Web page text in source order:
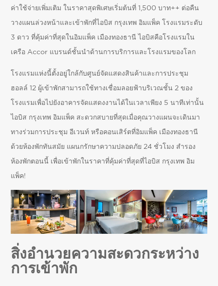
ค่าใช้จ่ายเพิ่มเติม ในราคาสุดพิเศษเริ่มต้นที่ 1,500 บาท++ ต่อคืน
วางแผนล่วงหน้าและเข้าพักที่ไอบิส กรุงเทพ อิมแพ็ค โรงแรมระดับ
3 ดาว ที่คุ้มค่าที่สุดในอิมแพ็ค เมืองทองธานี ไอบิสคือโรงแรมใน
เครือ Accor แบรนด์ชั้นนำด้านการบริการและโรงแรมของโลก
โรงแรมแห่งนี้ตั้งอยู่ใกล้กับศูนย์จัดแสดงสินค้าและการประชุม
ฮอลล์ 12 ผู้เข้าพักสามารถใช้ทางเชื่อมลอยฟ้าบริเวณชั้น 2 ของ
โรงแรมเพื่อไปยังอาคารจัดแสดงงานได้ในเวลาเพียง 5 นาทีเท่านั้น
ไอบิส กรุงเทพ อิมแพ็ค สะดวกสบายที่สุดเมื่อคุณวางแผนจะเดินมา
ทางร่วมการประชุม อีเวนท์ หรือคอนเสิร์ตที่อิมแพ็ค เมืองทองธานี
ด้วยห้องพักทันสมัย แผนกรักษาความปลอดภัย 24 ชั่วโมง สำรอง
ห้องพักตอนนี้ เพื่อเข้าพักในราคาที่คุ้มค่าที่สุดที่ไอบิส กรุงเทพ อิม
แพ็ค!
สิ่งอำนวยความสะดวกระหว่าง
การเข้าพัก